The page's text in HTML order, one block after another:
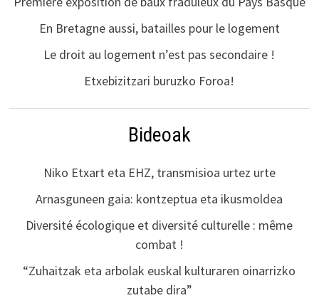
En Bretagne aussi, batailles pour le logement
Le droit au logement n’est pas secondaire !
Etxebizitzari buruzko Foroa!
Bideoak
Niko Etxart eta EHZ, transmisioa urtez urte
Arnasguneen gaia: kontzeptua eta ikusmoldea
Diversité écologique et diversité culturelle : même
combat !
“Zuhaitzak eta arbolak euskal kulturaren oinarrizko
zutabe dira”